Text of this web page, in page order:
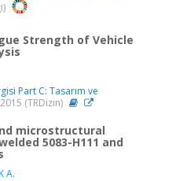
Strength of Vehicle
Part C: Tasarım ve
(TRDizin)
microstructural
5083-H111 and
A.